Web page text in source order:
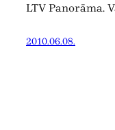
LTV Panorāma.
2010.06.08.